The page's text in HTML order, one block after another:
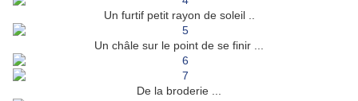
Un furtif petit rayon de soleil ..
Un châle sur le point de se finir ...
De la broderie ...